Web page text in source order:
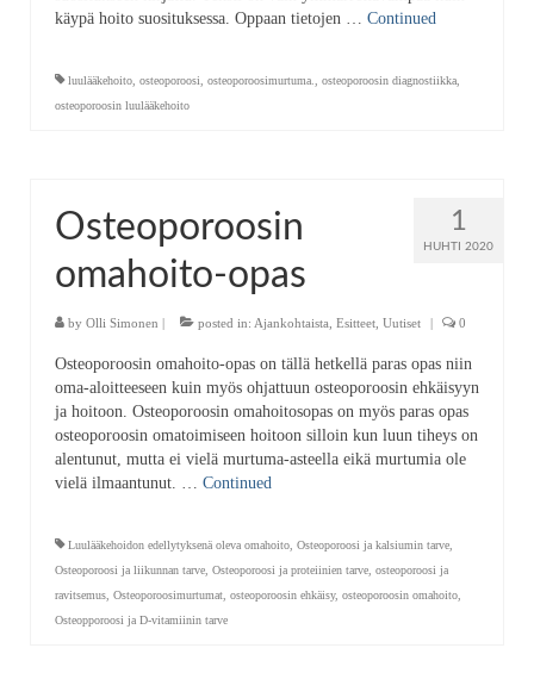
käypä hoito suosituksessa. Oppaan tietojen … Continued
luulääkehoito osteoporoosi osteoporoosimurtuma. osteoporoosin diagnostiikka
osteoporoosin luulääkehoito
1
HUHTI 2020
Osteoporoosin
omahoito-opas
by Olli Simonen | posted in: Ajankohtaista Esitteet Uutiset | 0
Osteoporoosin omahoito-opas on tällä hetkellä paras opas niin
oma-aloitteeseen kuin myös ohjattuun osteoporoosin ehkäisyyn
ja hoitoon. Osteoporoosin omahoitosopas on myös paras opas
osteoporoosin omatoimiseen hoitoon silloin kun luun tiheys on
alentunut, mutta ei vielä murtuma-asteella eikä murtumia ole
vielä ilmaantunut. … Continued
Luulääkehoidon edellytyksenä oleva omahoito Osteoporoosi ja kalsiumin tarve
Osteoporoosi ja liikunnan tarve Osteoporoosi ja proteiinien tarve osteoporoosi ja
ravitsemus Osteoporoosimurtumat osteoporoosin ehkäisy, osteoporoosin omahoito
Osteopporoosi ja D-vitamiinin tarve